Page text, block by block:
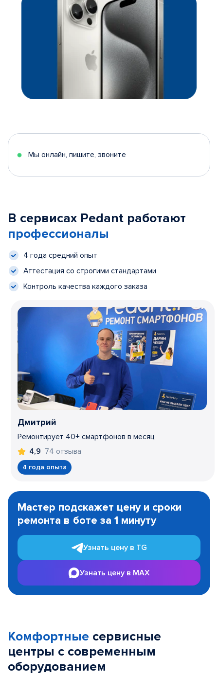
Мы онлайн, пишите, звоните
В сервисах Pedant работают
профессионалы
4 года средний опыт
Аттестация со строгими стандартами
Контроль качества каждого заказа
Дмитрий
Ремонтирует 40+ смартфонов в месяц
4,9 74 отзыва
4 года опыта
1
Мастер подскажет цену и сроки
ремонта в боте за 1 минуту
Узнать цену в TG
Узнать цену в MAX
Комфортные сервисные
центры с современным
оборудованием